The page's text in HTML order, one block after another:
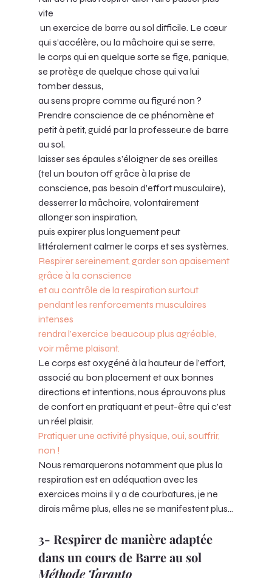
vite
qui s’accélère, ou la mâchoire qui se serre,
le corps qui en quelque sorte se fige, panique,
se protège de quelque chose qui va lui
tomber dessus,
au sens propre comme au figuré non ?
Prendre conscience de ce phénomène et
petit à petit, guidé par la professeur.e de barre
au sol,
laisser ses épaules s’éloigner de ses oreilles
(tel un bouton off grâce à la prise de
conscience, pas besoin d’effort musculaire),
desserrer la mâchoire, volontairement
allonger son inspiration,
puis expirer plus longuement peut
littéralement calmer le corps et ses systèmes.
Respirer sereinement, garder son apaisement
grâce à la conscience
et au contrôle de la respiration surtout
pendant les renforcements musculaires
intenses
rendra l’exercice beaucoup plus agréable,
voir même plaisant.
Le corps est oxygéné à la hauteur de l’effort,
associé au bon placement et aux bonnes
directions et intentions, nous éprouvons plus
de confort en pratiquant et peut-être qui c’est
un réel plaisir.
Pratiquer une activité physique, oui, souffrir,
non !
Nous remarquerons notamment que plus la
respiration est en adéquation avec les
exercices moins il y a de courbatures, je ne
dirais même plus, elles ne se manifestent plus…
3- Respirer de manière adaptée
dans un cours de Barre au sol
Méthode Taranto